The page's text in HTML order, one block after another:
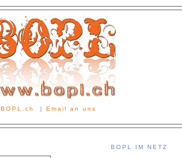
BOPL.ch | Email an uns
BOPL IM NETZ